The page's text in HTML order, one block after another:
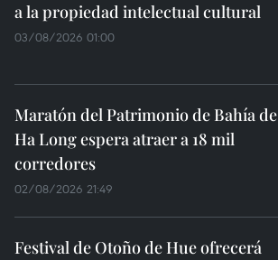
a la propiedad intelectual cultural
03/08/2026 01:00
Maratón del Patrimonio de Bahía de
Ha Long espera atraer a 18 mil
corredores
02/08/2026 21:49
Festival de Otoño de Hue ofrecerá